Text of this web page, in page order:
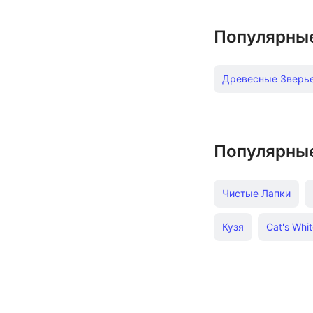
Древесные
Древесные Smart
Чистые Лапки
Кузя Cat's